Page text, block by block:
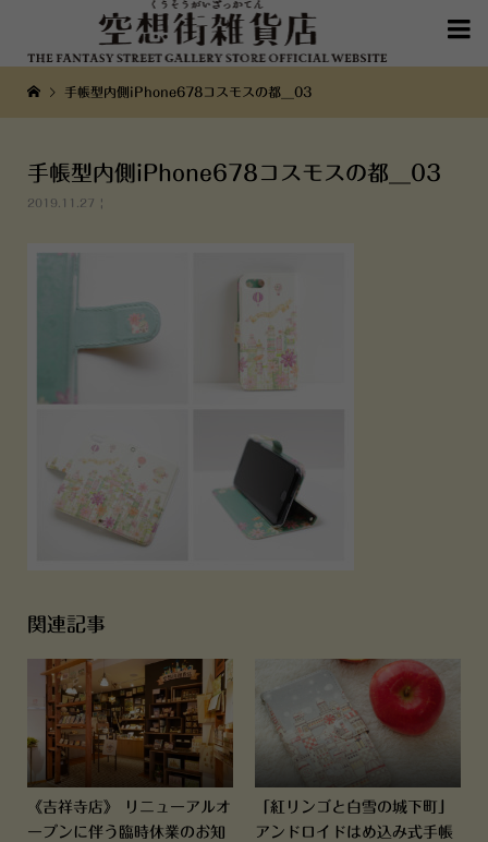

手帳型内側iPhone678コスモスの都__03
手帳型内側iPhone678コスモスの都__03
2019.11.27
関連記事
《吉祥寺店》 リニューアルオ
ープンに伴う臨時休業のお知
「紅リンゴと白雪の城下町」
アンドロイドはめ込み式手帳